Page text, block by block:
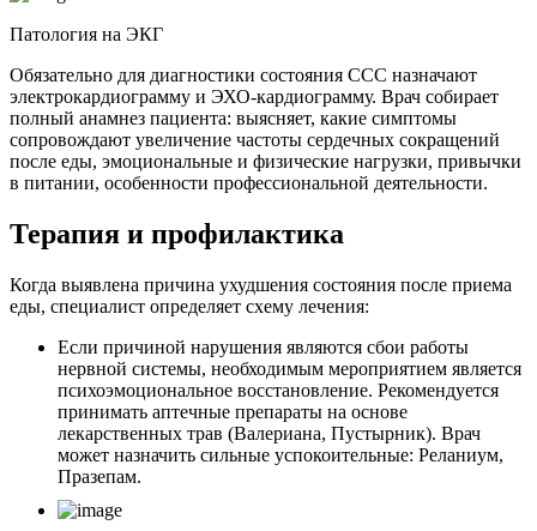
Патология на ЭКГ
Обязательно для диагностики состояния ССС назначают
электрокардиограмму и ЭХО-кардиограмму. Врач собирает
полный анамнез пациента: выясняет, какие симптомы
сопровождают увеличение частоты сердечных сокращений
после еды, эмоциональные и физические нагрузки, привычки
в питании, особенности профессиональной деятельности.
Терапия и профилактика
Когда выявлена причина ухудшения состояния после приема
еды, специалист определяет схему лечения:
Если причиной нарушения являются сбои работы
нервной системы, необходимым мероприятием является
психоэмоциональное восстановление. Рекомендуется
принимать аптечные препараты на основе
лекарственных трав (Валериана, Пустырник). Врач
может назначить сильные успокоительные: Реланиум,
Празепам.